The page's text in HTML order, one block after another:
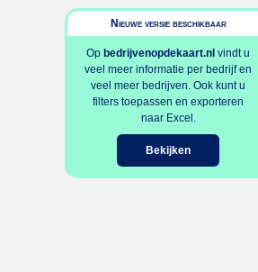
Nieuwe versie beschikbaar
Op bedrijvenopdekaart.nl vindt u
veel meer informatie per bedrijf en
veel meer bedrijven. Ook kunt u
filters toepassen en exporteren
naar Excel.
Bekijken